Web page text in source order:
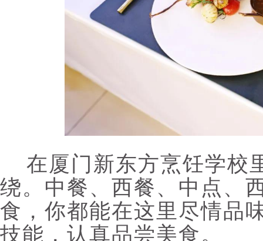
在厦门新东方烹饪学校
绕。中餐、西餐、中点、
食，你都能在这里尽情品
技能，认真品尝美食。